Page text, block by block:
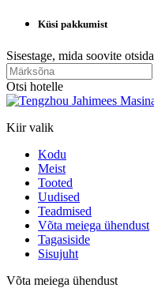
Küsi pakkumist
Sisestage, mida soovite otsida
Otsi hotelle
Kiir valik
Kodu
Meist
Tooted
Uudised
Teadmised
Võta meiega ühendust
Tagasiside
Sisujuht
Võta meiega ühendust